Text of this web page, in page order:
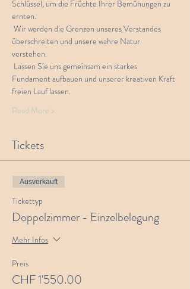
Schlüssel, um die Früchte Ihrer Bemühungen zu
ernten.
überschreiten und unsere wahre Natur
verstehen.
Fundament aufbauen und unserer kreativen Kraft
freien Lauf lassen.
Read More >
Tickets
Ausverkauft
Tickettyp
Doppelzimmer - Einzelbelegung
Mehr Infos
Preis
CHF 1'550.00